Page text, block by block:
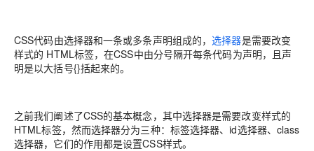
CSS代码由选择器和一条或多条声明组成的，选择器是需要改变
样式的 HTML标签，在CSS中由分号隔开每条代码为声明，且声
明是以大括号{}括起来的。
之前我们阐述了CSS的基本概念，其中选择器是需要改变样式的
HTML标签，然而选择器分为三种：标签选择器、id选择器、class
选择器，它们的作用都是设置CSS样式。